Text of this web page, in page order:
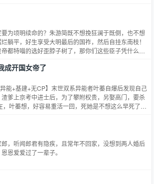
坚决离婚，唐若涵心中疑惑愈发浓烈。 不为美色，不
实的婚姻，他，到底为了什
为顷明续命的？朱游简既不想挽狂澜于既倒，也不想
躺平，好生享受大明最后的国祚，然后自挂东南枝！
都特喵的选好歪脖子树了，那你们这些臣子凭什么舒
成开国女帝了
异能+基建+无CP】末世双系异能者叶蓁自爆后发现自己
爹上京考中进士后，为了攀附权贵，另娶高门，要杀
叶蓁想，好容易重活一回，死她是不想这么早死了，
?这基地建着建着，我怎么成开国女帝了？
，听闻郎君有隐疾，且常年不回家，没想到两人婚后
恩爱爱过了一辈子。